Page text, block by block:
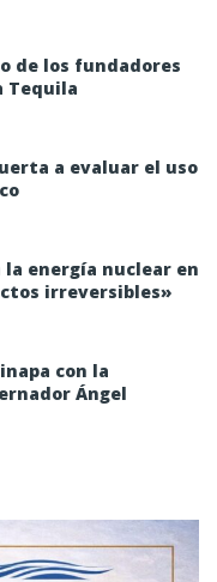
de los fundadores
Tequila
a evaluar el uso
energía nuclear en
irreversibles»
con la
Ángel